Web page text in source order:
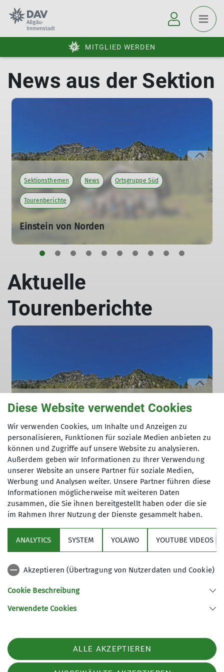
MITGLIED WERDEN
News aus der Sektion
Sektionsthemen News Ortsgruppe Süd
Tourenberichte
Einstein von Norden
03.08.2026
Sieben Frauen treffen sich um 7.30 Uhr am Parkplatz
Norden zu besteigen. Der Tag verspricht wieder sehr
heiß zu werden.
mehr erfahren
Aktuelle
Tourenberichte
Sektionsthemen News Ortsgruppe Süd
Tourenberichte
Einstein von Norden
03.08.2026
Sieben Frauen treffen sich um 7.30 Uhr am Parkplatz
„Ehemaliges Zollhaus“ im Achtal, um den Einstein von
Norden zu besteigen. Der Tag verspricht wieder sehr
heiß zu werden.
mehr erfahren
Aktuelles
Sektion Allgäu-Immenstadt des Deutschen Alpenvereins e.V.
Telefon +49832126776
Diese Website verwendet Cookies
Wir verwenden Cookies, um Inhalte und Anzeigen zu
personalisieren, Funktionen für soziale Medien anbieten zu
können und Zugriffe auf unsere Website zu analysieren.
Außerdem geben wir Informationen zu Ihrer Verwendung
unserer Website an unsere Partner für soziale Medien,
Werbung und Analysen weiter. Unsere Partner führen diese
Informationen möglicherweise mit weiteren Daten
zusammen, die Sie ihnen bereitgestellt haben oder die sie
im Rahmen Ihrer Nutzung der Dienste gesammelt haben.
ANALYTICS SYSTEM YOLAWO YOUTUBE VIDEOS
Akzeptieren (Übertragung von Nutzerdaten und Cookie)
Cookie Beschreibung
Verwendete Cookies
ALLE AKZEPTIEREN